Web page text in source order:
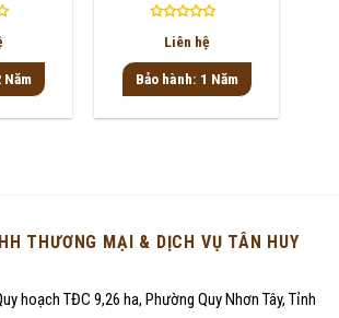
Năm
Được
hạng
0
sao
Liên hệ
Bảo hành: 1 Năm
THƯƠNG MẠI & DỊCH VỤ TÂN HUY
hoạch TĐC 9,26 ha, Phường Quy Nhơn Tây, Tỉnh